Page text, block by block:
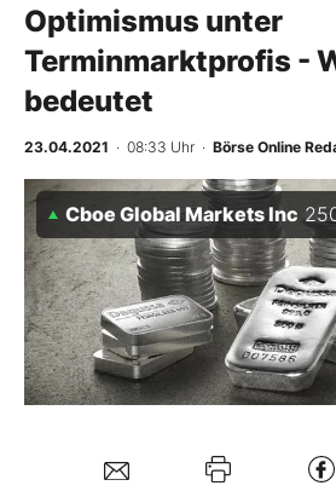
Finanz-Check
Abo & Shop
BO-Musterdepots
Experten
Mein B:O
Mein Konto
Optimismus unter
Terminmarktprofis -
bedeutet
23.04.2021 · 08:33 Uhr · Börse Online
Cboe Global Markets Inc